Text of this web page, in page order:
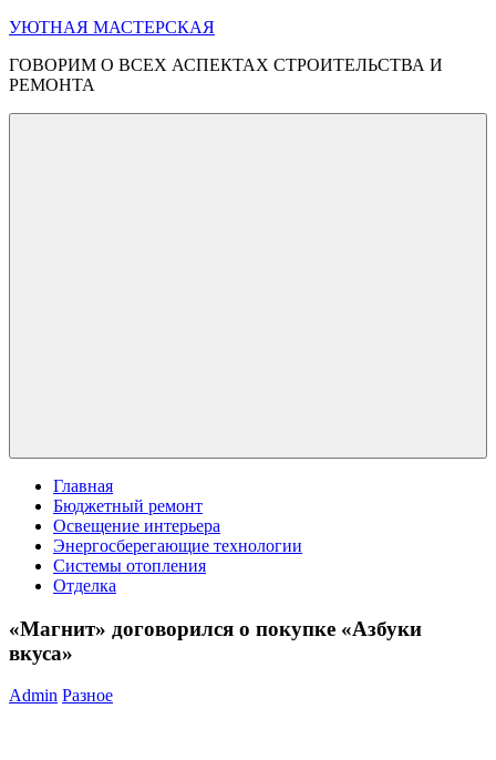
Перейти
содержимому
УЮТНАЯ МАСТЕРСКАЯ
ГОВОРИМ О ВСЕХ АСПЕКТАХ СТРОИТЕЛЬСТВА И
РЕМОНТА
Главная
Бюджетный ремонт
Освещение интерьера
Энергосберегающие технологии
Системы отопления
Отделка
«Магнит» договорился о покупке «Азбуки
вкуса»
Admin Разное